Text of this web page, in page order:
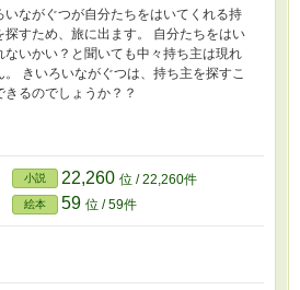
いながぐつが自分たちをはいてくれる持
探すため、旅に出ます。 自分たちをはい
ないかい？と聞いても中々持ち主は現れ
。 きいろいながぐつは、持ち主を探すこ
きるのでしょうか？？
小説 22,260 位 / 22,260件
絵本 59 位 / 59件